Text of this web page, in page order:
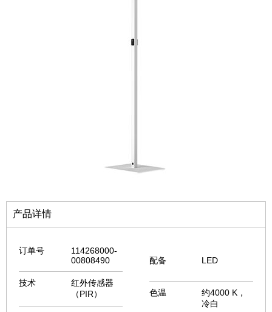
产品详情
订单号
114268000-
00808490
技术
红外传感器
（PIR）
配备 LED
色温
约4000 K，
冷白